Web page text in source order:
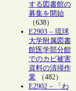
する図書館の
募集を開始
（638）
E2903 – 琉球
大学附属図書
館医学部分館
でのカビ被害
資料の清掃作
業（482）
E2902 – 「わ